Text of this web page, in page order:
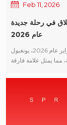
Feb 11, 2026
في رحلة جديدة
عام 2026
مع تغير الفصول، تتجدد كل الأشياء. في السادس من فبراير عام 2026، يونغبول
مما يمثل علامة فارقة
بمثابة تأمل في العام
نحو اتجاه التنمية
بالحياة واحتفالية.
المُتقن شعوراً قوياً
واضحاً في كل فرد من